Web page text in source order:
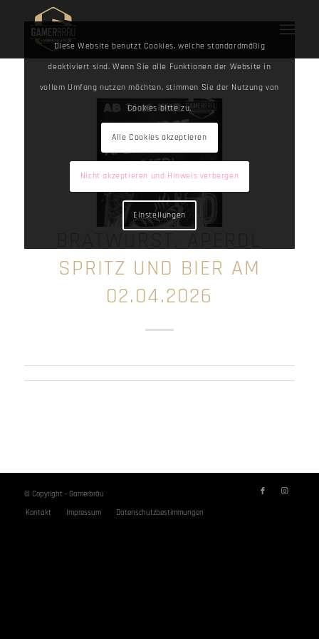
SPRITZ UND BIER AM
02.04.2026
© Copyright - Gamerbräu
Kontakt
Impressum Datenschutzbestimmungen
Diese Website benutzt Cookies, welche standardmäßig
deaktiviert sind. Wenn Sie alle Funktionen der Website in
vollem Umfang nutzen möchten, stimmen Sie der Nutzung von
Cookies bitte zu.
Alle Cookies akzeptieren
Nicht akzeptieren und Hinweis verbergen
Einstellungen